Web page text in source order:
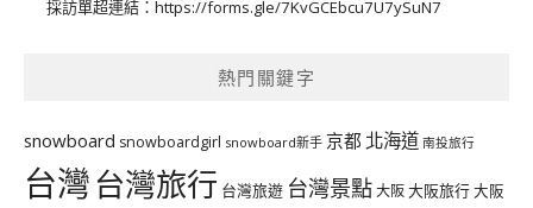
採訪單超連結： https://forms.gle/7KvGCEbcu7U7ySuN7
熱門關鍵字
snowboard snowboardgirl snowboard新手 京都 北海道 南投旅行
台灣台灣旅行 台灣旅遊 台灣景點大阪大阪旅行大阪